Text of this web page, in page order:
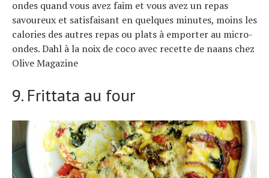
ondes quand vous avez faim et vous avez un repas
savoureux et satisfaisant en quelques minutes, moins les
calories des autres repas ou plats à emporter au micro-
ondes. Dahl à la noix de coco avec recette de naans chez
Olive Magazine
9. Frittata au four